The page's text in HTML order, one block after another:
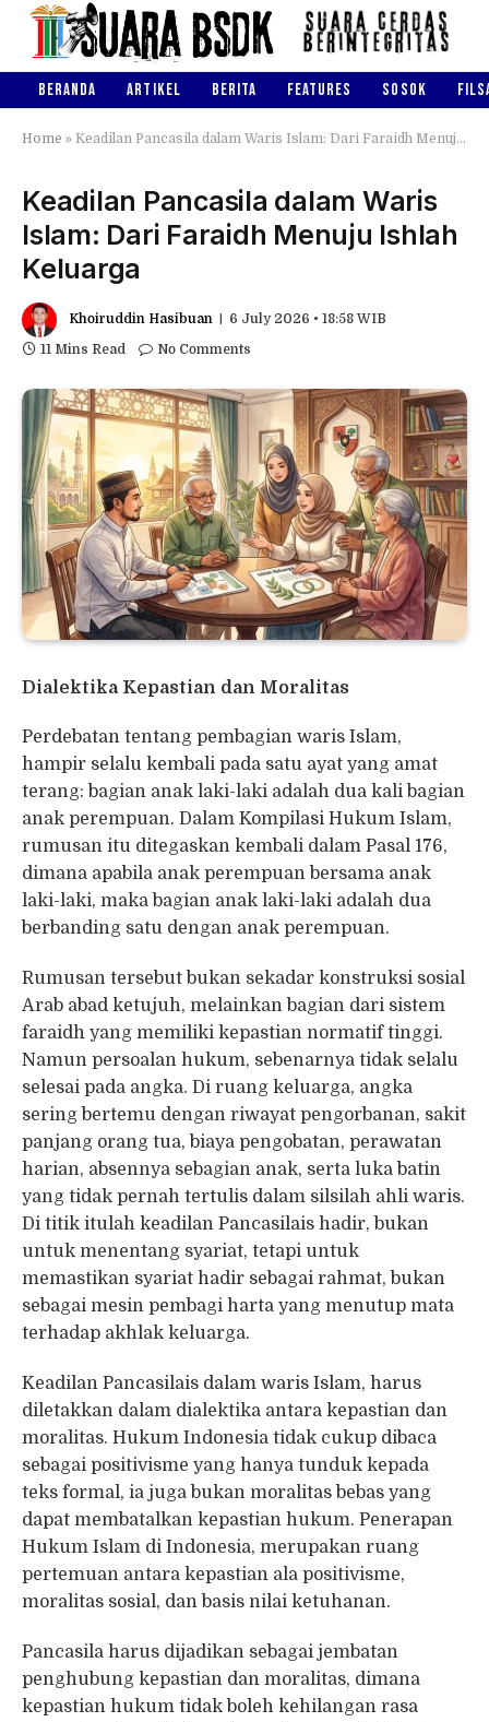
BERANDA ARTIKEL BERITA FEATURES SOSOK
Home » Keadilan Pancasila dalam Waris Islam: Dari Faraidh Menuju Ishlah Keluarga
Keadilan Pancasila dalam Waris
Islam: Dari Faraidh Menuju Ishlah
Keluarga
Khoiruddin Hasibuan
6 July 2026 • 18:58 WIB
11 Mins Read
No Comments
Dialektika Kepastian dan Moralitas
Perdebatan tentang pembagian waris Islam,
hampir selalu kembali pada satu ayat yang amat
terang: bagian anak laki-laki adalah dua kali bagian
anak perempuan. Dalam Kompilasi Hukum Islam,
rumusan itu ditegaskan kembali dalam Pasal 176,
dimana apabila anak perempuan bersama anak
laki-laki, maka bagian anak laki-laki adalah dua
berbanding satu dengan anak perempuan.
Rumusan tersebut bukan sekadar konstruksi sosial
Arab abad ketujuh, melainkan bagian dari sistem
faraidh yang memiliki kepastian normatif tinggi.
Namun persoalan hukum, sebenarnya tidak selalu
selesai pada angka. Di ruang keluarga, angka
sering bertemu dengan riwayat pengorbanan, sakit
panjang orang tua, biaya pengobatan, perawatan
harian, absennya sebagian anak, serta luka batin
yang tidak pernah tertulis dalam silsilah ahli waris.
Di titik itulah keadilan Pancasilais hadir, bukan
untuk menentang syariat, tetapi untuk
memastikan syariat hadir sebagai rahmat, bukan
sebagai mesin pembagi harta yang menutup mata
terhadap akhlak keluarga.
Keadilan Pancasilais dalam waris Islam, harus
diletakkan dalam dialektika antara kepastian dan
moralitas. Hukum Indonesia tidak cukup dibaca
sebagai positivisme yang hanya tunduk kepada
teks formal, ia juga bukan moralitas bebas yang
dapat membatalkan kepastian hukum. Penerapan
Hukum Islam di Indonesia, merupakan ruang
pertemuan antara kepastian ala positivisme,
moralitas sosial, dan basis nilai ketuhanan.
Pancasila harus dijadikan sebagai jembatan
penghubung kepastian dan moralitas, dimana
kepastian hukum tidak boleh kehilangan rasa